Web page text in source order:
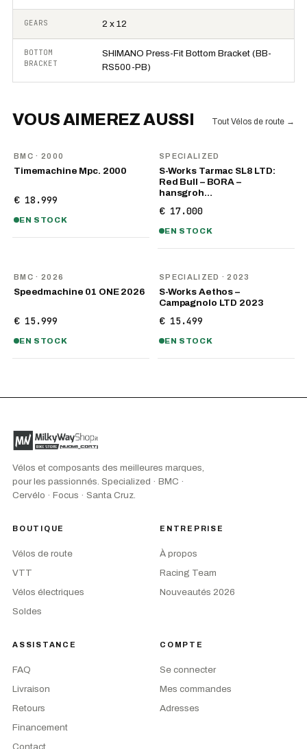
GEARS 2 x 12
BOTTOM
BRACKET
SHIMANO Press-Fit Bottom Bracket (BB-
RS500-PB)
VOUS AIMEREZ AUSSI Tout Vélos de route →
BMC · 2000
Timemachine Mpc. 2000
€ 18.999
EN STOCK
SPECIALIZED
S-Works Tarmac SL8 LTD:
Red Bull – BORA –
hansgroh…
€ 17.000
EN STOCK
BMC · 2026
Speedmachine 01 ONE 2026
€ 15.999
EN STOCK
SPECIALIZED · 2023
S-Works Aethos –
Campagnolo LTD 2023
€ 15.499
EN STOCK
Vélos et composants des meilleures marques,
pour les passionnés. Specialized · BMC ·
Cervélo · Focus · Santa Cruz.
BOUTIQUE
Vélos de route
VTT
Vélos électriques
Soldes
ENTREPRISE
À propos
Racing Team
Nouveautés 2026
ASSISTANCE
FAQ
Livraison
Retours
Financement
Contact
COMPTE
Se connecter
Mes commandes
Adresses